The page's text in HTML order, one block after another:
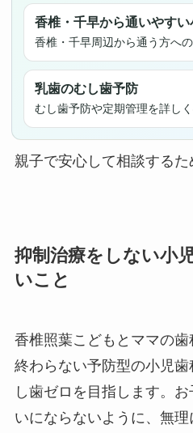
香椎・千早から通いやすい
香椎・千早周辺から通う方への
乳歯のむし歯予防
むし歯予防や定期管理を詳しく
親子で安心して相談するた
抑制治療をしない小
いこと
香椎照葉こどもとママの
終わらない予防型の小児
し歯ゼロを目指します。
いにならないように、無